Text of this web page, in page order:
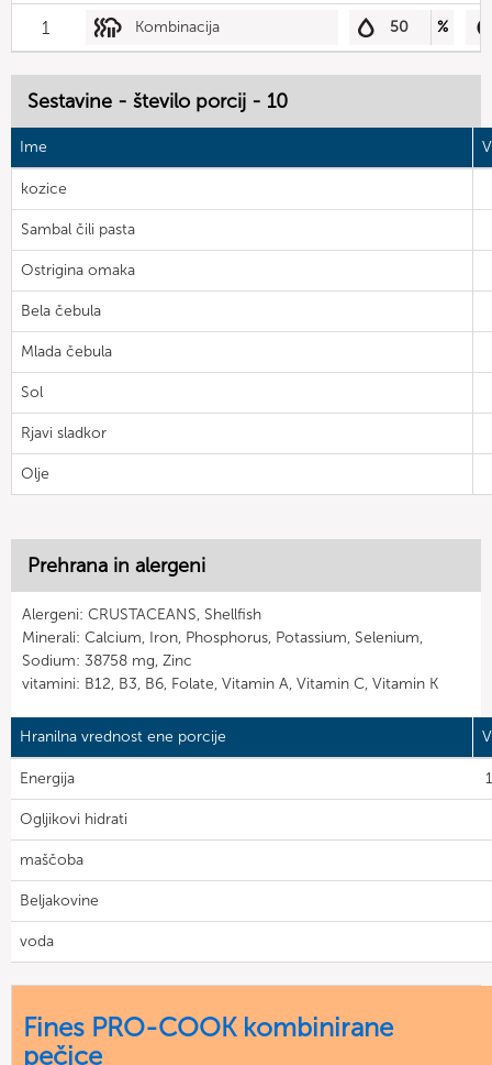
1 Kombinacija 50 %
Sestavine - število porcij - 10
Ime
kozice
Sambal čili pasta
Ostrigina omaka
Bela čebula
Mlada čebula
Sol
Rjavi sladkor
Olje
Prehrana in alergeni
Alergeni: CRUSTACEANS, Shellfish
Minerali: Calcium, Iron, Phosphorus, Potassium, Selenium,
Sodium: 38758 mg, Zinc
vitamini: B12, B3, B6, Folate, Vitamin A, Vitamin C, Vitamin K
Hranilna vrednost ene porcije
Energija
Ogljikovi hidrati
maščoba
Beljakovine
voda
Fines PRO-COOK kombinirane
pečice